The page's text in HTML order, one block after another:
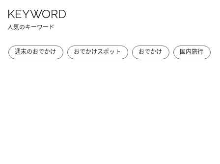
KEYWORD
人気のキーワード
週末のおでかけ おでかけスポット おでかけ 国内旅行